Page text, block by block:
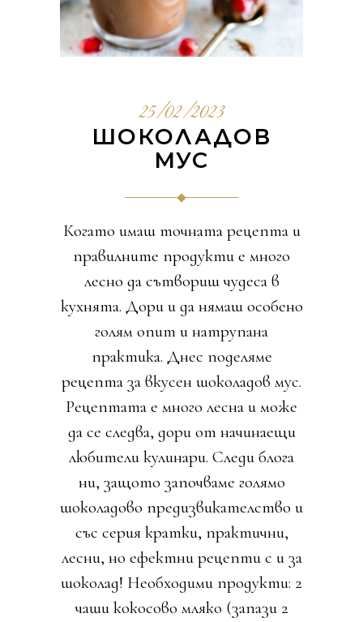
25/02/2023
ШОКОЛАДОВ
МУС
Когато имаш точната рецепта и
правилните продукти е много
лесно да сътвориш чудеса в
кухнята. Дори и да нямаш особено
голям опит и натрупана
практика. Днес поделяме
рецепта за вкусен шоколадов мус.
Рецептата е много лесна и може
да се следва, дори от начинаещи
любители кулинари. Следи блога
ни, защото започваме голямо
шоколадово предизвикателство и
със серия кратки, практични,
лесни, но ефектни рецепти с и за
шоколад! Необходими продукти: 2
чаши кокосово мляко (запази 2